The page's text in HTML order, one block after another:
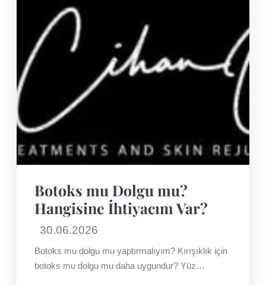
Botoks mu Dolgu mu?
Hangisine İhtiyacım Var?
30.06.2026
Botoks mu dolgu mu yaptırmalıyım? Kırışıklık için
botoks mu dolgu mu daha uygundur? Yüz…